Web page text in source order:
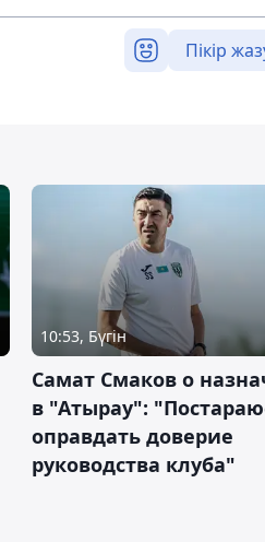
Пікір
10:53, Бүгін
Самат Смаков о
в "Атырау":
оправдать доверие
руководства клуба"